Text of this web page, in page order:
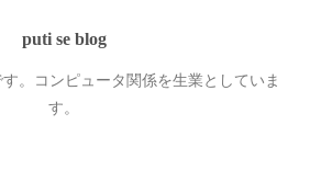
puti se blog
。コンピュータ関係を生業としていま
す。